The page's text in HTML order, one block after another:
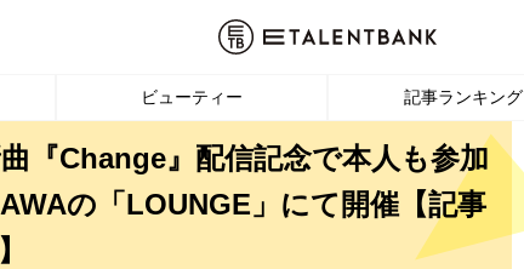
ビューティー 記事ランキング
曲『Change』配信記念で本人も参加
の「LOUNGE」にて開催【記事